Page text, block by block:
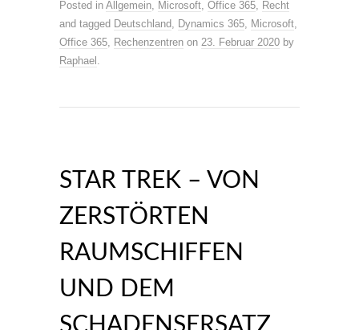
Posted in Allgemein, Microsoft, Office 365, Recht
and tagged Deutschland, Dynamics 365, Microsoft,
Office 365, Rechenzentren on 23. Februar 2020 by
Raphael .
STAR TREK – VON
ZERSTÖRTEN
RAUMSCHIFFEN
UND DEM
SCHADENSERSATZ